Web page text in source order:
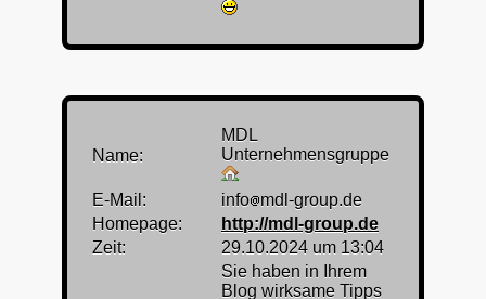
Name:
MDL
Unternehmensgruppe
E-Mail: info
mdl-group.de
Homepage:
http://mdl-group.de
Zeit:
29.10.2024 um 13:04
Sie haben in Ihrem
Blog wirksame Tipps